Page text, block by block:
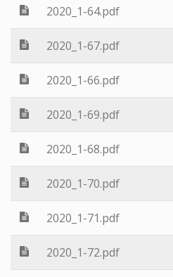
2020_1-64.pdf
2020_1-67.pdf
2020_1-66.pdf
2020_1-69.pdf
2020_1-68.pdf
2020_1-70.pdf
2020_1-71.pdf
2020_1-72.pdf